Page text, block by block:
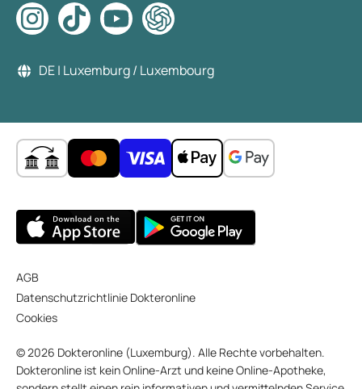
DE | Luxemburg / Luxembourg
AGB
Datenschutzrichtlinie Dokteronline
Cookies
© 2026 Dokteronline (Luxemburg). Alle Rechte vorbehalten.
Dokteronline ist kein Online-Arzt und keine Online-Apotheke,